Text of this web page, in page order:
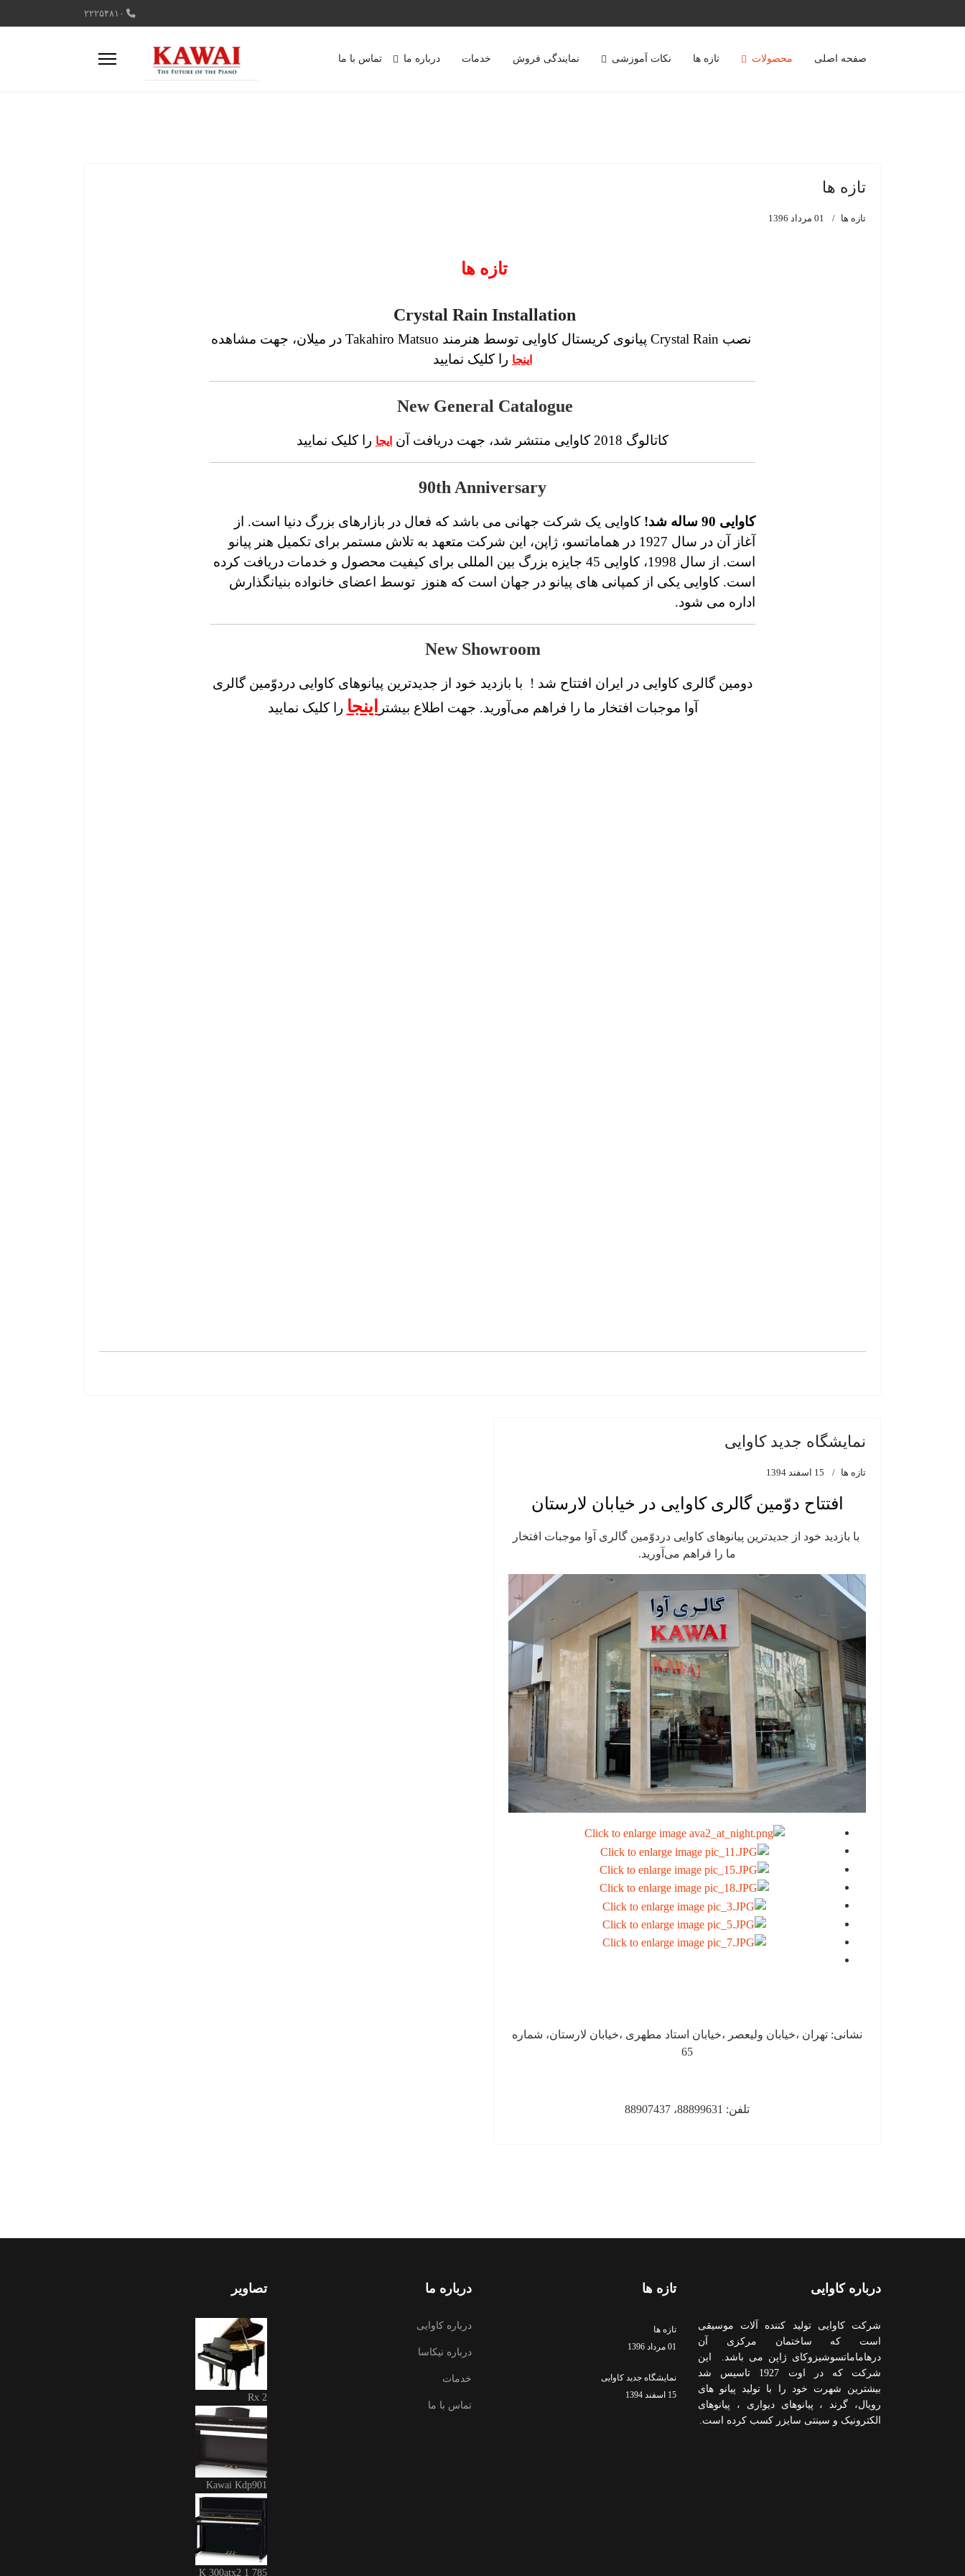
۲۲۲۵۴۸۱۰
صفحه اصلی محصولات تازه ها نکات آموزشی نمایندگی فروش خدمات درباره ما تماس با ما
تازه ها
تازه ها 01 مرداد 1396
تازه ها
Crystal Rain Installation
نصب Crystal Rain پیانوی کریستال کاوایی توسط هنرمند Takahiro Matsuo در میلان، جهت مشاهده
اینجا را کلیک نمایید
New General Catalogue
کاتالوگ 2018 کاوایی منتشر شد، جهت دریافت آن ایجا را کلیک نمایید
90th Anniversary
کاوایی 90 ساله شد!
کاوایی یک شرکت جهانی می باشد که فعال در بازارهای بزرگ دنیا است. از
آغاز آن در سال 1927 در هماماتسو، ژاپن، این شرکت متعهد به تلاش مستمر برای تکمیل هنر پیانو
است. از سال 1998، کاوایی 45 جایزه بزرگ بین المللی برای کیفیت محصول و خدمات دریافت کرده
است. کاوایی یکی از کمپانی های پیانو در جهان است که هنوز توسط اعضای خانواده بنیانگذارش
اداره می شود.
New Showroom
دومین گالری کاوایی در ایران افتتاح شد ! با بازدید خود از جدیدترین پیانوهای کاوایی دردوّمین گالری
آوا موجبات افتخار ما را فراهم می‌آورید. جهت اطلاع بیشتر
اینجا را کلیک نمایید
نمایشگاه جدید کاوایی
تازه ها 15 اسفند 1394
افتتاح دوّمین گالری کاوایی در خیابان لارستان
با بازدید خود از جدیدترین پیانوهای کاوایی دردوّمین گالری آوا موجبات افتخار
ما را فراهم می‌آورید.
نشانی: تهران ،خیابان ولیعصر ،خیابان استاد مطهری ،خیابان لارستان، شماره
65
تلفن: 88899631، 88907437
درباره کاوایی
شرکت کاوایی تولید کننده آلات موسیقی
است که ساختمان مرکزی آن
درهاماماتسوشیزوکای ژاپن می باشد. این
شرکت که در اوت 1927 تاسیس شد
بیشترین شهرت خود را با تولید پیانو های
رویال، گرند ، پیانوهای دیواری ، پیانوهای
الکترونیک و سینتی سایزر کسب کرده است.
تازه ها
تازه ها
01 مرداد 1396
نمایشگاه جدید کاوایی
15 اسفند 1394
درباره ما
درباره کاوایی
درباره نیکاسا
خدمات
تماس با ما
تصاویر
Rx 2
Kawai Kdp901
K 300atx2 1 785